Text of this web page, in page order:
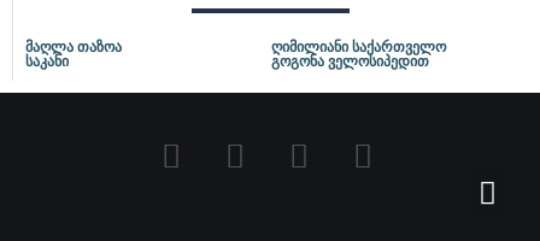
მაღლა თაზოა
ღიმილიანი საქართველო
საკანი
გოგონა ველოსიპედით